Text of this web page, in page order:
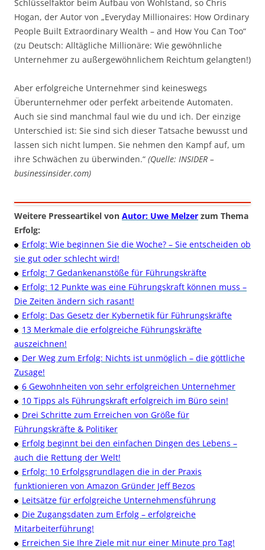
Schlüsselfaktor beim Aufbau von Wohlstand, so Chris
Hogan, der Autor von „Everyday Millionaires: How Ordinary
People Built Extraordinary Wealth – and How You Can Too“
(zu Deutsch: Alltägliche Millionäre: Wie gewöhnliche
Unternehmer zu außergewöhnlichem Reichtum gelangten!)
Aber erfolgreiche Unternehmer sind keineswegs
Überunternehmer oder perfekt arbeitende Automaten.
Auch sie sind manchmal faul wie du und ich. Der einzige
Unterschied ist: Sie sind sich dieser Tatsache bewusst und
lassen sich nicht lumpen. Sie nehmen den Kampf auf, um
ihre Schwächen zu überwinden.“ (Quelle: INSIDER –
businessinsider.com)
Weitere Presseartikel von Autor: Uwe Melzer zum Thema
Erfolg:
Erfolg: Wie beginnen Sie die Woche? – Sie entscheiden ob
sie gut oder schlecht wird!
Erfolg: 7 Gedankenanstöße für Führungskräfte
Erfolg: 12 Punkte was eine Führungskraft können muss –
Die Zeiten ändern sich rasant!
Erfolg: Das Gesetz der Kybernetik für Führungskräfte
13 Merkmale die erfolgreiche Führungskräfte
auszeichnen!
Der Weg zum Erfolg: Nichts ist unmöglich – die göttliche
Zusage!
6 Gewohnheiten von sehr erfolgreichen Unternehmer
10 Tipps als Führungskraft erfolgreich im Büro sein!
Drei Schritte zum Erreichen von Größe für
Führungskräfte & Politiker
Erfolg beginnt bei den einfachen Dingen des Lebens –
auch die Rettung der Welt!
Erfolg: 10 Erfolgsgrundlagen die in der Praxis
funktionieren von Amazon Gründer Jeff Bezos
Leitsätze für erfolgreiche Unternehmensführung
Die Zugangsdaten zum Erfolg – erfolgreiche
Mitarbeiterführung!
Erreichen Sie Ihre Ziele mit nur einer Minute pro Tag!